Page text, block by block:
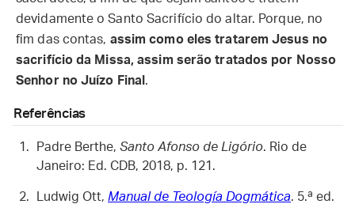
devidamente o Santo Sacrifício do altar. Porque, no
fim das contas, assim como eles tratarem Jesus no
sacrifício da Missa, assim serão tratados por Nosso
Senhor no Juízo Final .
Referências
Padre Berthe, Santo Afonso de Ligório. Rio de
Janeiro: Ed. CDB, 2018, p. 121.
Ludwig Ott, Manual de Teología Dogmática. 5.ª ed.